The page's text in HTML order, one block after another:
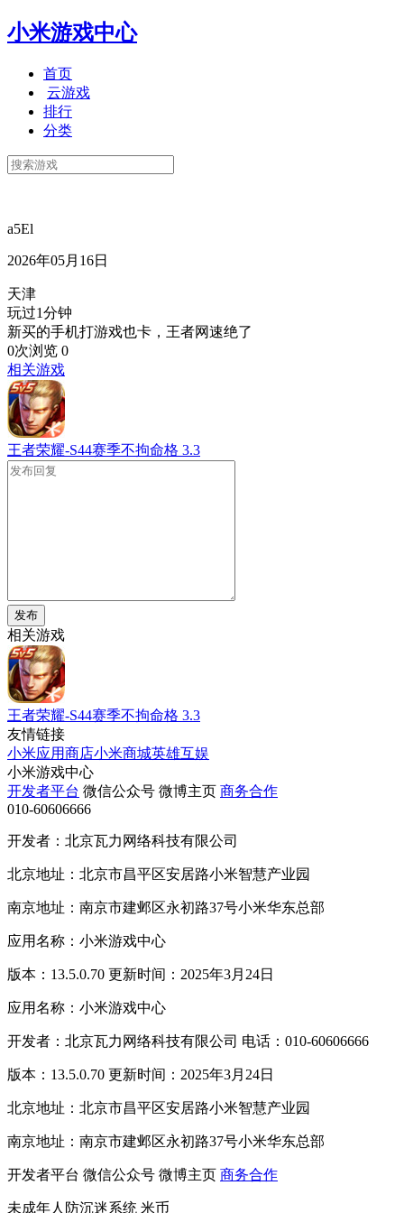
小米游戏中心
首页
云游戏
排行
分类
a5El
2026年05月16日
天津
玩过1分钟
新买的手机打游戏也卡，王者网速绝了
0次浏览 0
相关游戏
王者荣耀-S44赛季不拘命格 3.3
发布
相关游戏
王者荣耀-S44赛季不拘命格 3.3
友情链接
小米应用商店小米商城英雄互娱
小米游戏中心
开发者平台 微信公众号 微博主页 商务合作
010-60606666
开发者：北京瓦力网络科技有限公司
北京地址：北京市昌平区安居路小米智慧产业园
南京地址：南京市建邺区永初路37号小米华东总部
应用名称：小米游戏中心
版本：13.5.0.70 更新时间：2025年3月24日
应用名称：小米游戏中心
开发者：北京瓦力网络科技有限公司 电话：010-60606666
版本：13.5.0.70 更新时间：2025年3月24日
北京地址：北京市昌平区安居路小米智慧产业园
南京地址：南京市建邺区永初路37号小米华东总部
开发者平台 微信公众号 微博主页 商务合作
未成年人防沉迷系统 米币